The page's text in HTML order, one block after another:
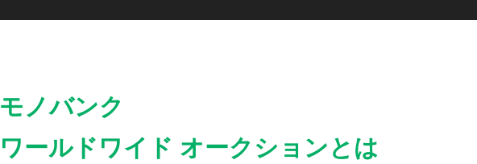
モノバンク
ワールドワイド オークションとは